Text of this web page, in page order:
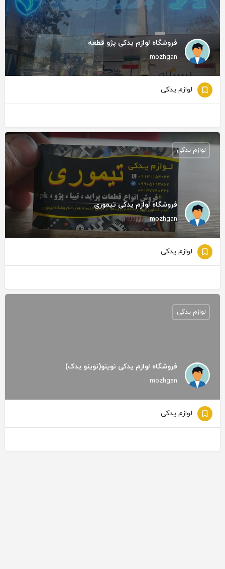
فروشگاه لوازم یدکی پژو قطعه
mozhgan
لوازم یدکی
فروشگاه لوازم یدکی تیموری
mozhgan
لوازم یدکی
لوازم یدکی
فروشگاه لوازم یدکی نوینو(نوینو یدک)
mozhgan
لوازم یدکی
لوازم یدکی